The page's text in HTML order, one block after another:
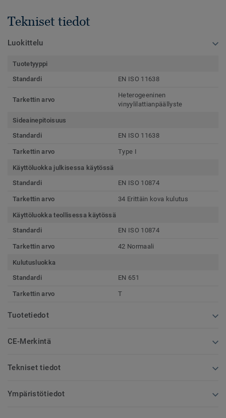
Tekniset tiedot
Luokittelu
Tuotetyyppi
Standardi
EN ISO 11638
Tarkettin arvo
Heterogeeninen
vinyylilattianpäällyste
Sideainepitoisuus
Standardi
EN ISO 11638
Tarkettin arvo Type I
Käyttöluokka julkisessa käytössä
Standardi
EN ISO 10874
Tarkettin arvo 34 Erittäin kova kulutus
Käyttöluokka teollisessa käytössä
Standardi
EN ISO 10874
Tarkettin arvo 42 Normaali
Kulutusluokka
Standardi
EN 651
Tarkettin arvo T
Tuotetiedot
CE-Merkintä
Tekniset tiedot
Ympäristötiedot